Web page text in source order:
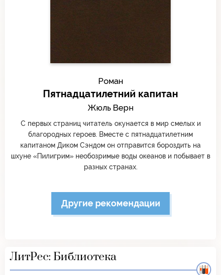
Роман
Пятнадцатилетний капитан
Жюль Верн
С первых страниц читатель окунается в мир смелых и
благородных героев. Вместе с пятнадцатилетним
капитаном Диком Сэндом он отправится бороздить на
шхуне «Пилигрим» необозримые воды океанов и побывает в
разных странах.
Другие рекомендации
ЛитРес: Библиотека